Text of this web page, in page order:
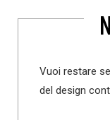
Vuoi restare
del design